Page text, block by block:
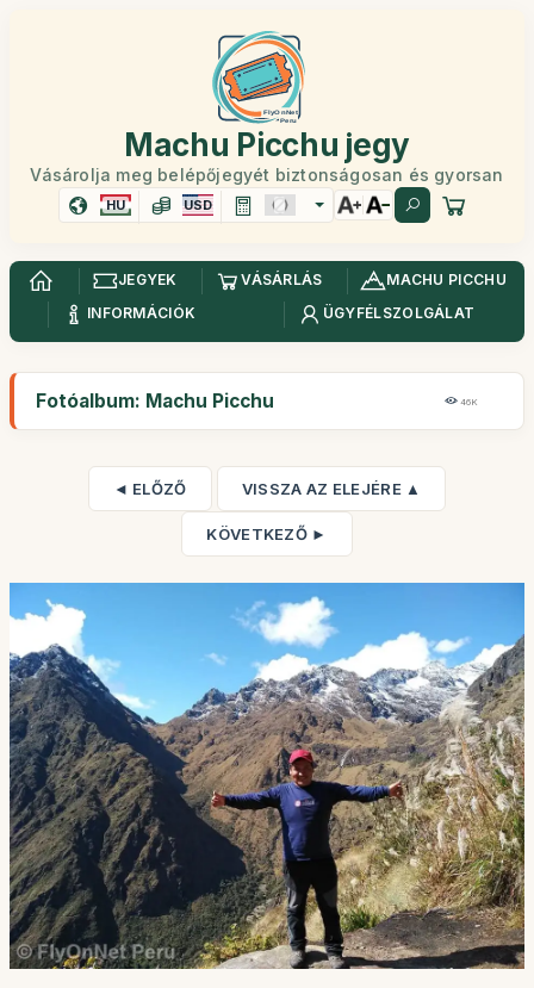
Machu Picchu jegy
Vásárolja meg belépőjegyét biztonságosan és gyorsan
HU USD
JEGYEK VÁSÁRLÁS
MACHU PICCHU
INFORMÁCIÓK
ÜGYFÉLSZOLGÁLAT
Fotóalbum: Machu Picchu 46K
◄ ELŐZŐ VISSZA AZ ELEJÉRE ▲
KÖVETKEZŐ ►